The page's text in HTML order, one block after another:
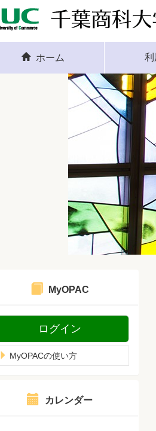
ホーム 利
MyOPAC
ログイン
MyOPACの使い方
カレンダー